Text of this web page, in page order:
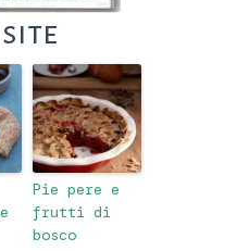
Pie pere e
frutti di
bosco